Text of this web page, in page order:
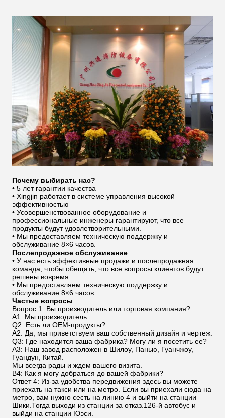
Почему выбирать нас?
• 5 лет гарантии качества
• Xingjin работает в системе управления высокой
эффективностью
• Усовершенствованное оборудование и
профессиональные инженеры гарантируют, что все
продукты будут удовлетворительными.
• Мы предоставляем техническую поддержку и
обслуживание 8×6 часов.
Послепродажное обслуживание
• У нас есть эффективные продажи и послепродажная
команда, чтобы обещать, что все вопросы клиентов будут
решены вовремя.
• Мы предоставляем техническую поддержку и
обслуживание 8×6 часов.
Частые вопросы
Вопрос 1: Вы производитель или торговая компания?
A1: Мы производитель.
Q2: Есть ли OEM-продукты?
A2: Да, мы приветствуем ваш собственный дизайн и чертеж.
Q3: Где находится ваша фабрика? Могу ли я посетить ее?
A3: Наш завод расположен в Шилоу, Панью, Гуанчжоу,
Гуандун, Китай.
Мы всегда рады и ждем вашего визита.
В4: Как я могу добраться до вашей фабрики?
Ответ 4: Из-за удобства передвижения здесь вы можете
приехать на такси или на метро. Если вы приехали сюда на
метро, вам нужно сесть на линию 4 и выйти на станции
Шики.Тогда выходи из станции за отказ.126-й автобус и
выйди на станции Юэси.